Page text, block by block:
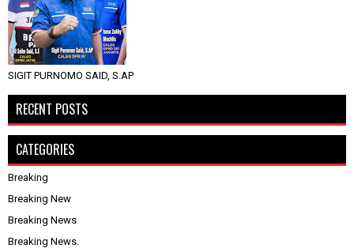
SIGIT PURNOMO SAID, S.AP
RECENT POSTS
CATEGORIES
Breaking
Breaking New
Breaking News
Breaking News.